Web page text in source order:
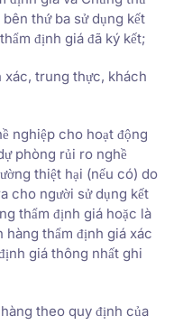
thứ ba sử dụng kết
định giá đã ký kết;
trung thực, khách
nghiệp cho hoạt động
phòng rủi ro nghề
thiệt hại (nếu có) do
cho người sử dụng kết
thẩm định giá hoặc là
thẩm định giá xác
giá thông nhất ghi
theo quy định của